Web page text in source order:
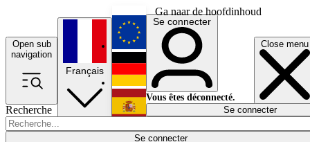
Ga naar de hoofdinhoud
Open sub
navigation
Close menu
Recherche
Se connecter
Français
English
Deutsch
Español
Se connecter
Vous êtes déconnecté.
Se connecter